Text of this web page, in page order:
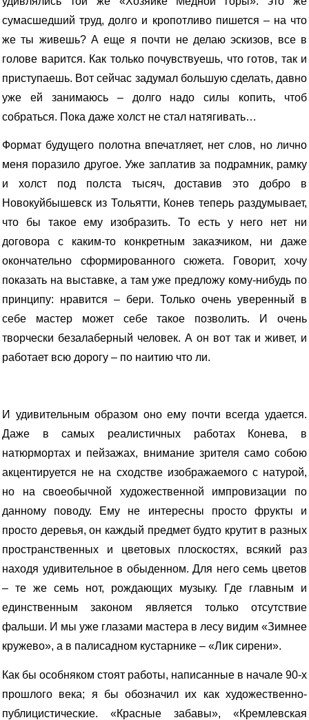
сумасшедший труд, долго и кропотливо пишется – на что
же ты живешь? А еще я почти не делаю эскизов, все в
голове варится. Как только почувствуешь, что готов, так и
приступаешь. Вот сейчас задумал большую сделать, давно
уже ей занимаюсь – долго надо силы копить, чтоб
собраться. Пока даже холст не стал натягивать…
Формат будущего полотна впечатляет, нет слов, но лично
меня поразило другое. Уже заплатив за подрамник, рамку
и холст под полста тысяч, доставив это добро в
Новокуйбышевск из Тольятти, Конев теперь раздумывает,
что бы такое ему изобразить. То есть у него нет ни
договора с каким-то конкретным заказчиком, ни даже
окончательно сформированного сюжета. Говорит, хочу
показать на выставке, а там уже предложу кому-нибудь по
принципу: нравится – бери. Только очень уверенный в
себе мастер может себе такое позволить. И очень
творчески безалаберный человек. А он вот так и живет, и
работает всю дорогу – по наитию что ли.
И удивительным образом оно ему почти всегда удается.
Даже в самых реалистичных работах Конева, в
натюрмортах и пейзажах, внимание зрителя само собою
акцентируется не на сходстве изображаемого с натурой,
но на своеобычной художественной импровизации по
данному поводу. Ему не интересны просто фрукты и
просто деревья, он каждый предмет будто крутит в разных
пространственных и цветовых плоскостях, всякий раз
находя удивительное в обыденном. Для него семь цветов
– те же семь нот, рождающих музыку. Где главным и
единственным законом является только отсутствие
фальши. И мы уже глазами мастера в лесу видим «Зимнее
кружево», а в палисадном кустарнике – «Лик сирени».
Как бы особняком стоят работы, написанные в начале 90-х
прошлого века; я бы обозначил их как художественно-
публицистические. «Красные забавы», «Кремлевская